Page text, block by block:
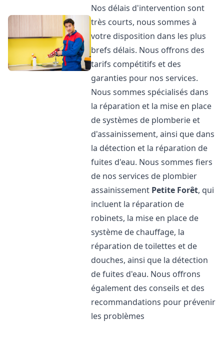
Nos délais d'intervention sont
très courts, nous sommes à
votre disposition dans les plus
brefs délais. Nous offrons des
tarifs compétitifs et des
garanties pour nos services.
Nous sommes spécialisés dans
la réparation et la mise en place
de systèmes de plomberie et
d'assainissement, ainsi que dans
la détection et la réparation de
fuites d'eau. Nous sommes fiers
de nos services de plombier
assainissement Petite Forêt, qui
incluent la réparation de
robinets, la mise en place de
système de chauffage, la
réparation de toilettes et de
douches, ainsi que la détection
de fuites d'eau. Nous offrons
également des conseils et des
recommandations pour prévenir
les problèmes